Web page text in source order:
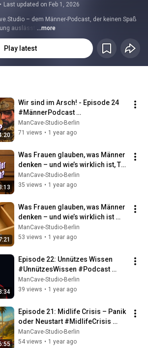
• Last updated on Feb 1, 2026
– dem Männer-Podcast, der keinen Spaß
auslässt! ...more
Play latest
Wir sind im Arsch! - Episode 24
#MännerPodcast
#KünstlicheIntelligenz
#Kontrollverlust #Deepfakes
ManCave-Studio-Berlin
71 views • 1 year ago
Was Frauen glauben, was Männer
denken – und wie’s wirklich ist, Teil
2 #WasMännerDenken #podcast
ManCave-Studio-Berlin
35 views • 1 year ago
Was Frauen glauben, was Männer
denken – und wie’s wirklich ist
#klischee #beziehungen #humor
ManCave-Studio-Berlin
53 views • 1 year ago
Episode 22: Unnützes Wissen
#UnnützesWissen #Podcast
#FürMänner #ManCaveStudio
#humor
ManCave-Studio-Berlin
39 views • 1 year ago
Episode 21: Midlife Crisis – Panik
oder Neustart #MidlifeCrisis
#ManCaveStudio #Männerleben
ManCave-Studio-Berlin
54 views • 1 year ago